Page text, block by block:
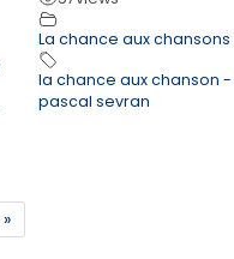
La chance aux chansons
la chance aux chanson -
pascal sevran
»